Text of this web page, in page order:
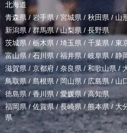
北海道
青森県 / 岩手県/ 宮城県 / 秋田県 / 山
新潟県 /群馬県/山梨県 / 長野県
茨城県 / 栃木県 / 埼玉県 / 千葉県 / 東
富山県 /石川県/福井県/岐阜県 / 静
滋賀県 / 京都府 / 奈良県 / 和歌山県/
鳥取県/ 島根県 /岡山県/ 広島県 / 山
徳島県 /香川県 / 愛媛県/高知県
福岡県/佐賀県/長崎県 /熊本県/ 大
県